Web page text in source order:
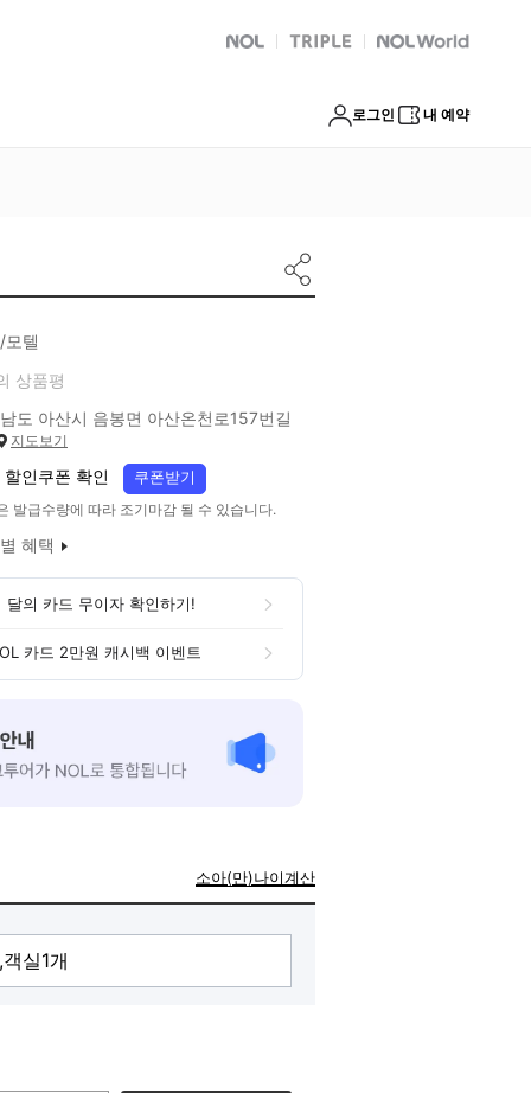
NOL 트리플 Global Interpark
로그인 내 예약
모텔
상품평
도 아산시 음봉면 아산온천로157번길
지도보기
할인쿠폰 확인 쿠폰받기
발급수량에 따라 조기마감 될 수 있습니다.
혜택
달의 카드 무이자 확인하기!
카드 2만원 캐시백 이벤트
소아(만)나이계산